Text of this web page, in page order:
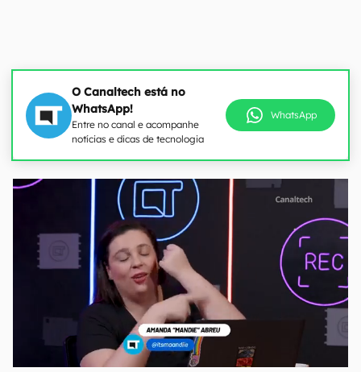
O Canaltech está no
WhatsApp!
Entre no canal e acompanhe
notícias e dicas de tecnologia
WhatsApp